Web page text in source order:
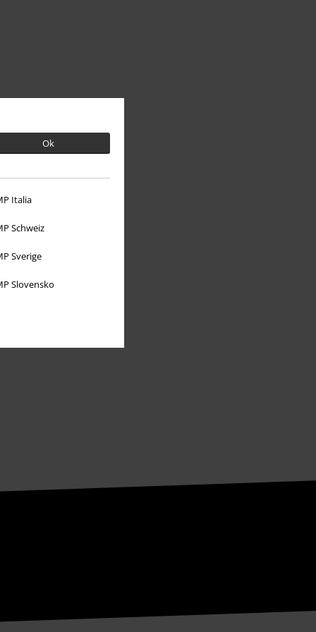
Ok
Italia
Schweiz
Sverige
Slovensko
Programa de Afiliados